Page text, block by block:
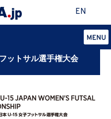
EN
ットサル選手権大会